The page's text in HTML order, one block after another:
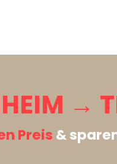
→
Preis &